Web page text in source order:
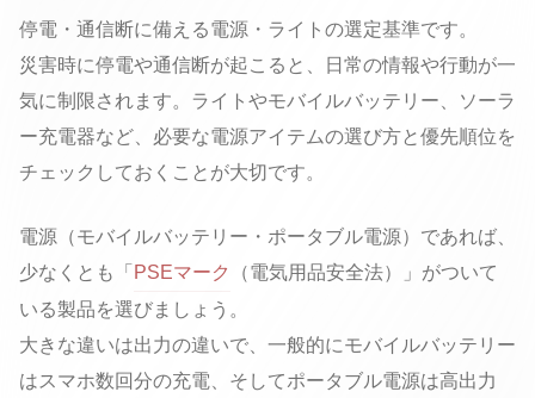
停電・通信断に備える電源・ライトの選定基準です。
災害時に停電や通信断が起こると、日常の情報や行動が一
気に制限されます。ライトやモバイルバッテリー、ソーラ
ー充電器など、必要な電源アイテムの選び方と優先順位を
チェックしておくことが大切です。
電源（モバイルバッテリー・ポータブル電源）であれば、
少なくとも「 PSEマーク
（電気用品安全法）」がついて
いる製品を選びましょう。
大きな違いは出力の違いで、一般的にモバイルバッテリー
はスマホ数回分の充電、そしてポータブル電源は高出力